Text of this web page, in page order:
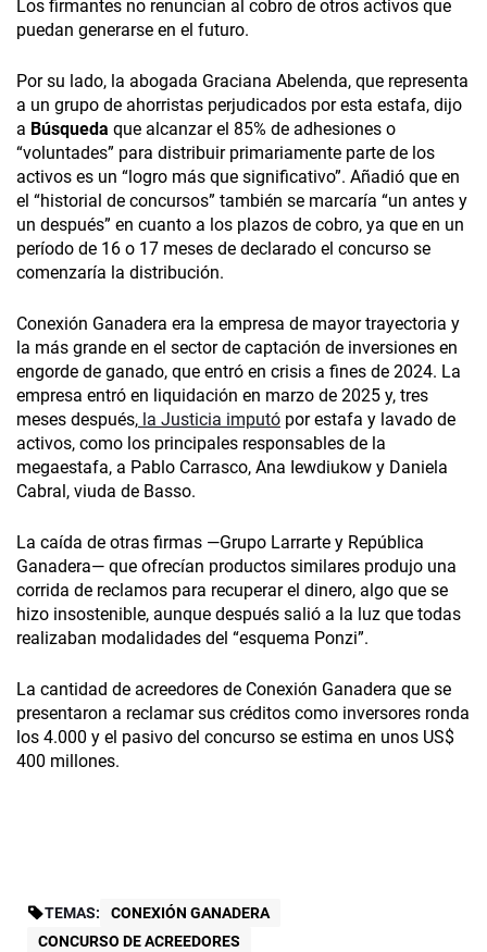
Los firmantes no renuncian al cobro de otros activos que
puedan generarse en el futuro.
Por su lado, la abogada Graciana Abelenda, que representa
a un grupo de ahorristas perjudicados por esta estafa, dijo
a Búsqueda que alcanzar el 85% de adhesiones o
“voluntades” para distribuir primariamente parte de los
activos es un “logro más que significativo”. Añadió que en
el “historial de concursos” también se marcaría “un antes y
un después” en cuanto a los plazos de cobro, ya que en un
período de 16 o 17 meses de declarado el concurso se
comenzaría la distribución.
Conexión Ganadera era la empresa de mayor trayectoria y
la más grande en el sector de captación de inversiones en
engorde de ganado, que entró en crisis a fines de 2024. La
empresa entró en liquidación en marzo de 2025 y, tres
meses después, la Justicia imputó por estafa y lavado de
activos, como los principales responsables de la
megaestafa, a Pablo Carrasco, Ana Iewdiukow y Daniela
Cabral, viuda de Basso.
La caída de otras firmas —Grupo Larrarte y República
Ganadera— que ofrecían productos similares produjo una
corrida de reclamos para recuperar el dinero, algo que se
hizo insostenible, aunque después salió a la luz que todas
realizaban modalidades del “esquema Ponzi”.
La cantidad de acreedores de Conexión Ganadera que se
presentaron a reclamar sus créditos como inversores ronda
los 4.000 y el pasivo del concurso se estima en unos US$
400 millones.
TEMAS:
CONEXIÓN GANADERA
CONCURSO DE ACREEDORES